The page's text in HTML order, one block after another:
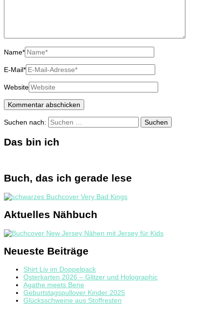
Name*
E-Mail*
Website
Suchen nach:
Das bin ich
Buch, das ich gerade lese
Aktuelles Nähbuch
Neueste Beiträge
Shirt Liv im Doppelpack
Osterkarten 2026 – Glitzer und Holographic
Agathe meets Bene
Geburtstagspullover Kinder 2025
Glücksschweine aus Stoffresten